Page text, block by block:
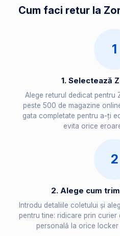
Cum faci retur la
1
1. Selectează
Alege returul dedicat pentru
peste 500 de magazine
gata completate pentru a-ți
evita orice
2
2. Alege cum
Introdu detaliile coletului și
pentru tine: ridicare prin
personală la orice